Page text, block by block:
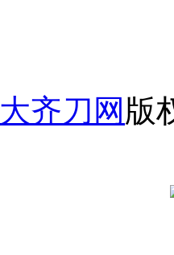
大齐刀网 版